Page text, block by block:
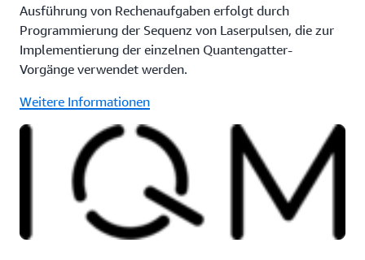
Ausführung von Rechenaufgaben erfolgt durch
Programmierung der Sequenz von Laserpulsen, die zur
Implementierung der einzelnen Quantengatter-
Vorgänge verwendet werden.
Weitere Informationen